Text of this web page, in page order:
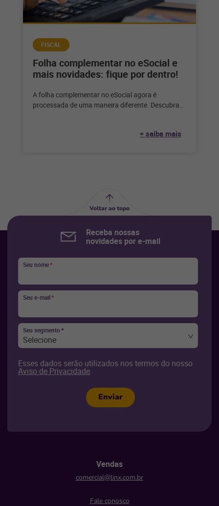
FISCAL
Folha complementar no eSocial e
mais novidades: fique por dentro!
A folha complementar no eSocial agora é
processada de uma maneira diferente. Descubra
+ saiba mais
Voltar ao topo
Receba nossas
novidades por e-mail
Seu nome*
Seu e-mail*
Seu segmento*
Selecione
Esses dados serão utilizados nos termos do nosso
Aviso de Privacidade.
Enviar
Vendas
comercial@linx.com.br
Fale conosco